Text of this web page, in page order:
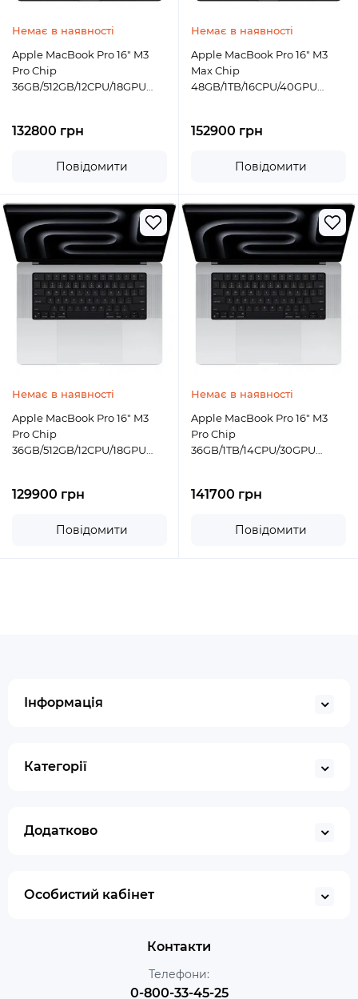
Немає в наявності
Apple MacBook Pro 16" M3
Pro Chip
36GB/512GB/12CPU/18GPU
132800 грн
Повідомити
Немає в наявності
Apple MacBook Pro 16" M3
Max Chip
48GB/1TB/16CPU/40GPU
152900 грн
Повідомити
Немає в наявності
Apple MacBook Pro 16" M3
Pro Chip
36GB/512GB/12CPU/18GPU
129900 грн
Повідомити
Немає в наявності
Apple MacBook Pro 16" M3
Pro Chip
36GB/1TB/14CPU/30GPU
141700 грн
Повідомити
Інформація
Категорії
Додатково
Особистий кабінет
Контакти
Телефони:
0-800-33-45-25